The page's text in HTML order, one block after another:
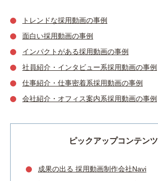
トレンドな採用動画の事例
面白い採用動画の事例
インパクトがある採用動画の事例
社員紹介・インタビュー系採用動画の事例
仕事紹介・仕事密着系採用動画の事例
会社紹介・オフィス案内系採用動画の事例
ピックアップコンテンツ
成果の出る 採用動画制作会社Navi